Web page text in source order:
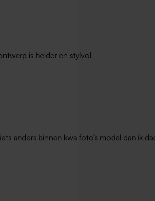
is helder en stylvol
anders binnen kwa foto’s model dan ik